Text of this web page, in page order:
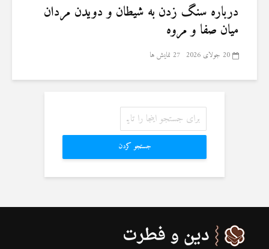
درباره سنگ زدن به شیطان و دویدن مردان
میان صفا و مروه
20 جولای 2026 27 نمایش ها
جستجو کردن